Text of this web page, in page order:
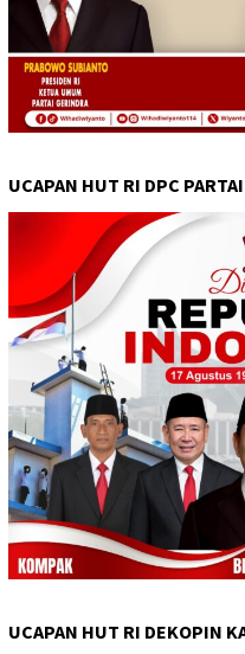
UCAPAN HUT RI DPC
UCAPAN HUT RI DEKOPIN